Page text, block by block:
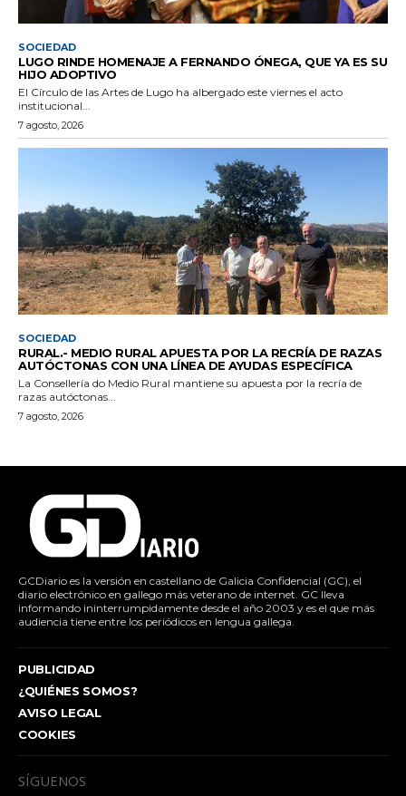
SOCIEDAD
LUGO RINDE HOMENAJE A FERNANDO ÓNEGA, QUE YA ES SU
HIJO ADOPTIVO
El Círculo de las Artes de Lugo ha albergado este viernes el acto
institucional...
7 agosto, 2026
SOCIEDAD
RURAL.- MEDIO RURAL APUESTA POR LA RECRÍA DE RAZAS
AUTÓCTONAS CON UNA LÍNEA DE AYUDAS ESPECÍFICA
La Consellería do Medio Rural mantiene su apuesta por la recría de
razas autóctonas...
7 agosto, 2026
GCDiario es la versión en castellano de Galicia Confidencial (GC), el
diario electrónico en gallego más veterano de internet. GC lleva
informando ininterrumpidamente desde el año 2003 y es el que más
audiencia tiene entre los periódicos en lengua gallega.
PUBLICIDAD
¿QUIÉNES SOMOS?
AVISO LEGAL
COOKIES
SÍGUENOS